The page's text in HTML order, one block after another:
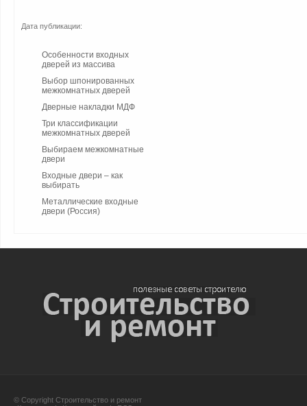
Дата публикации:
Особенности входных
дверей из массива
Выбор шпонированных
межкомнатных дверей
Дверные накладки МДФ
Три классификации
межкомнатных дверей
Выбираем межкомнатные
двери
Входные двери – как
выбирать
Металлические входные
двери (Россия)
© Copyright Строительство и ремонт